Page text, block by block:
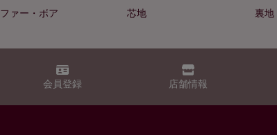
ファー・ボア 芯地 裏地
会員登録 店舗情報